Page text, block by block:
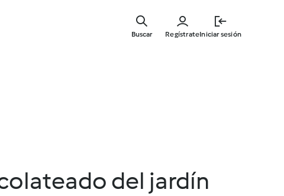
RegístrateIniciar sesión
Buscar
del jardín